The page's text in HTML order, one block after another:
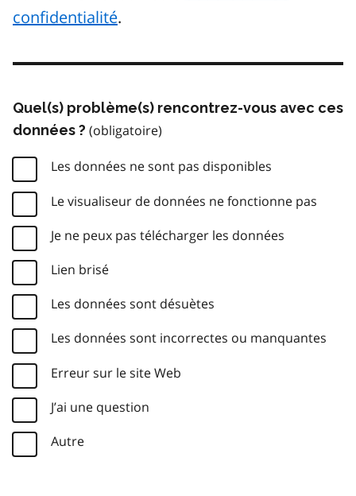
confidentialité.
Quel(s) problème(s) rencontrez-vous avec ces
données ?
Les données ne sont pas disponibles
Le visualiseur de données ne fonctionne pas
Je ne peux pas télécharger les données
Lien brisé
Les données sont désuètes
Les données sont incorrectes ou manquantes
Erreur sur le site Web
J’ai une question
Autre